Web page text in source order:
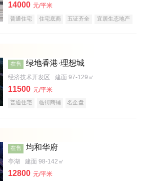
14000 元/平米
普通住宅 住宅底商 五证齐全
宜居生态地产
在售 绿地香港·理想城
经济技术开发区 建面 97-129㎡
11500 元/平米
普通住宅 临街商铺 名企盘
在售 均和华府
亭湖 建面 98-142㎡
12800 元/平米